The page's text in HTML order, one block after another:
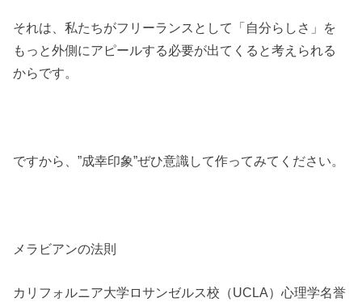
それは、私たちがフリーランスとして「自分らしさ」を
もっと外側にアピールする必要が出てくると考えられる
からです。
ですから、”成幸印象”ぜひ意識して作ってみてください。
メラビアンの法則
カリフォルニア大学ロサンゼルス校（UCLA）心理学名誉